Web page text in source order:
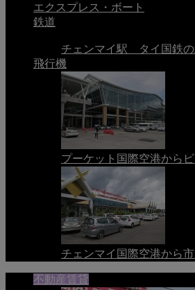
エクスプレス・ボート
鉄道
チェンマイ駅 タイ国鉄の
飛行機
プーケット国際空港から
チェンマイ国際空港から
不動産賃貸